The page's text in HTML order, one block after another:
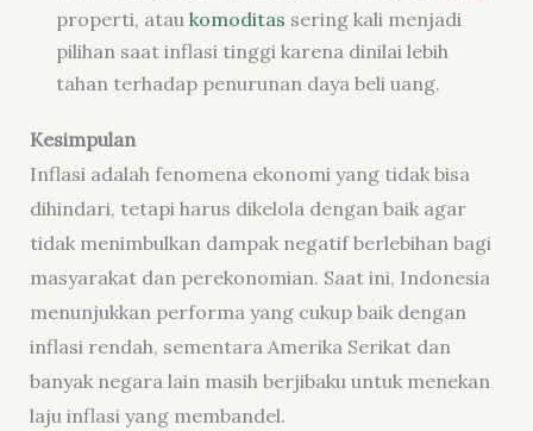
properti, atau komoditas sering kali menjadi
pilihan saat inflasi tinggi karena dinilai lebih
tahan terhadap penurunan daya beli uang.
Kesimpulan
Inflasi adalah fenomena ekonomi yang tidak bisa
dihindari, tetapi harus dikelola dengan baik agar
tidak menimbulkan dampak negatif berlebihan bagi
masyarakat dan perekonomian. Saat ini, Indonesia
menunjukkan performa yang cukup baik dengan
inflasi rendah, sementara Amerika Serikat dan
banyak negara lain masih berjibaku untuk menekan
laju inflasi yang membandel.